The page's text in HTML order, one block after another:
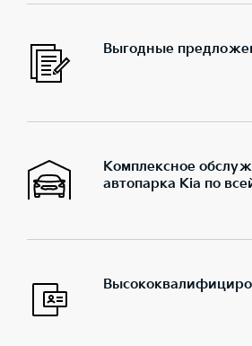
Выгодные
Комплексное
автопарка Kia по